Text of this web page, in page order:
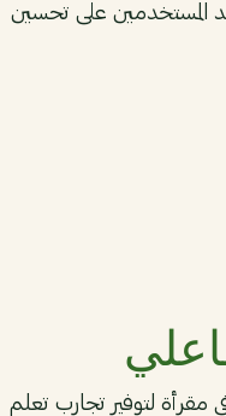
المستخدمين على تحسين
مقرأة لتوفير تجارب تعلم